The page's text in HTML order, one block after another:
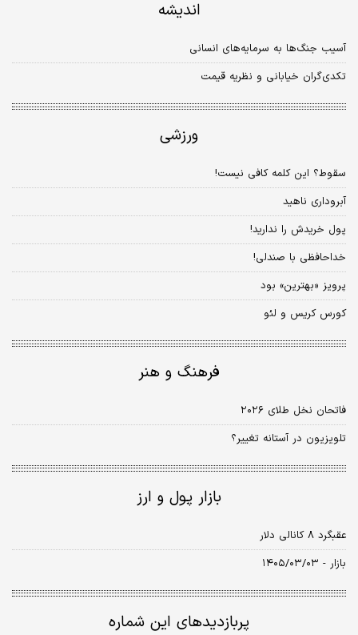
اندیشه
آسیب جنگ‌ها به سرمایه‌های ‌انسانی
تکدی‌گران خیابانی و نظریه قیمت
ورزشی
سقوط؟ این کلمه کافی نیست!
آبروداری ناهید
پول خریدش را ندارید!
خداحافظی با صندلی!
پرویز «بهترین» بود
کورس کریس و لئو
فرهنگ و هنر
فاتحان نخل طلای ۲۰۲۶
تلویزیون در آستانه تغییر؟
بازار پول و ارز
عقبگرد ۸ کانالی دلار
بازار - ۱۴۰۵/۰۳/۰۳
پربازدیدهای این شماره